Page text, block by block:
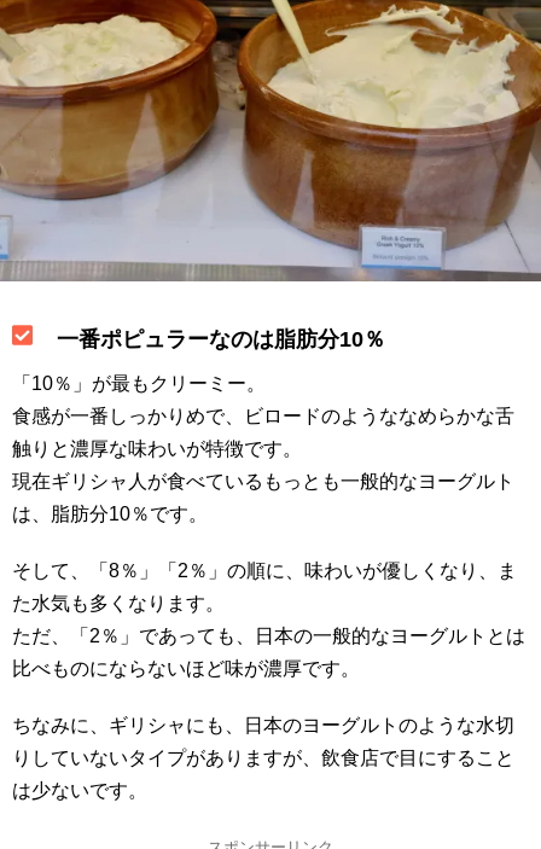
一番ポピュラーなのは脂肪分10％
「10％」が最もクリーミー。
食感が一番しっかりめで、ビロードのようななめらかな舌
触りと濃厚な味わいが特徴です。
現在ギリシャ人が食べているもっとも一般的なヨーグルト
は、脂肪分10％です。
そして、「8％」「2％」の順に、味わいが優しくなり、ま
た水気も多くなります。
ただ、「2％」であっても、日本の一般的なヨーグルトとは
比べものにならないほど味が濃厚です。
ちなみに、ギリシャにも、日本のヨーグルトのような水切
りしていないタイプがありますが、飲食店で目にすること
は少ないです。